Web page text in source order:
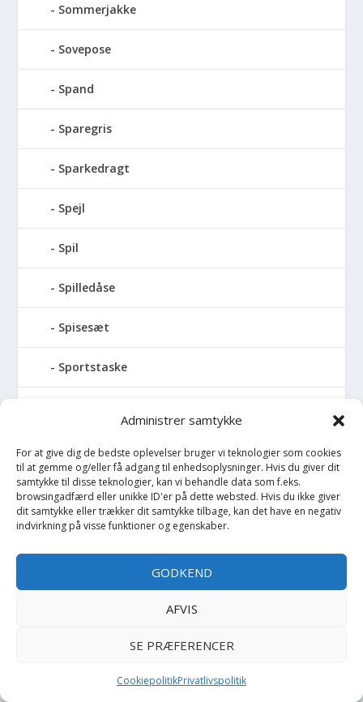
Administrer samtykke
For at give dig de bedste oplevelser bruger vi teknologier som cookies
til at gemme og/eller få adgang til enhedsoplysninger. Hvis du giver dit
samtykke til disse teknologier, kan vi behandle data som f.eks.
browsingadfærd eller unikke ID'er på dette websted. Hvis du ikke giver
dit samtykke eller trækker dit samtykke tilbage, kan det have en negativ
indvirkning på visse funktioner og egenskaber.
GODKEND
AFVIS
SE PRÆFERENCER
CookiepolitikPrivatlivspolitik
Sommerjakke
Sovepose
Spand
Sparegris
Sparkedragt
Spejl
Spil
Spilledåse
Spisesæt
Sportstaske
Stablelegetøj
Stofble
Stofbog
Strømpebukser